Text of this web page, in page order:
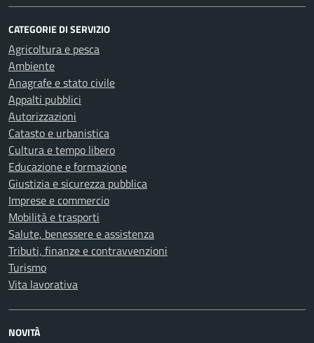
CATEGORIE DI SERVIZIO
Agricoltura e pesca
Ambiente
Anagrafe e stato civile
Appalti pubblici
Autorizzazioni
Catasto e urbanistica
Cultura e tempo libero
Educazione e formazione
Giustizia e sicurezza pubblica
Imprese e commercio
Mobilità e trasporti
Salute, benessere e assistenza
Tributi, finanze e contravvenzioni
Turismo
Vita lavorativa
NOVITÀ